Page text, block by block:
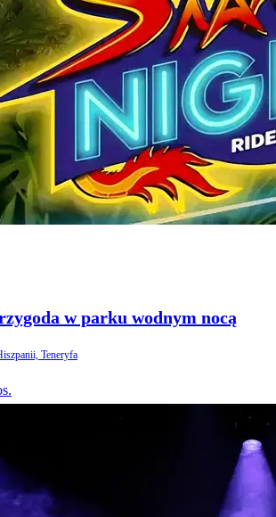
w parku wodnym nocą
Teneryfa